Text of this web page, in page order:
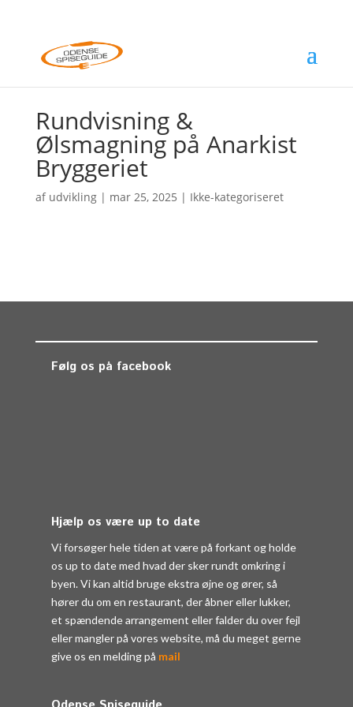
Rundvisning &
Ølsmagning på Anarkist
Bryggeriet
af udvikling| mar 25, 2025 | Ikke-kategoriseret
Følg os på facebook
Hjælp os være up to date
Vi forsøger hele tiden at være på forkant og holde
os up to date med hvad der sker rundt omkring i
byen. Vi kan altid bruge ekstra øjne og ører, så
hører du om en restaurant, der åbner eller lukker,
et spændende arrangement eller falder du over fejl
eller mangler på vores website, må du meget gerne
give os en melding på mail